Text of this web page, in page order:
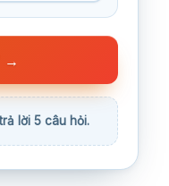
→